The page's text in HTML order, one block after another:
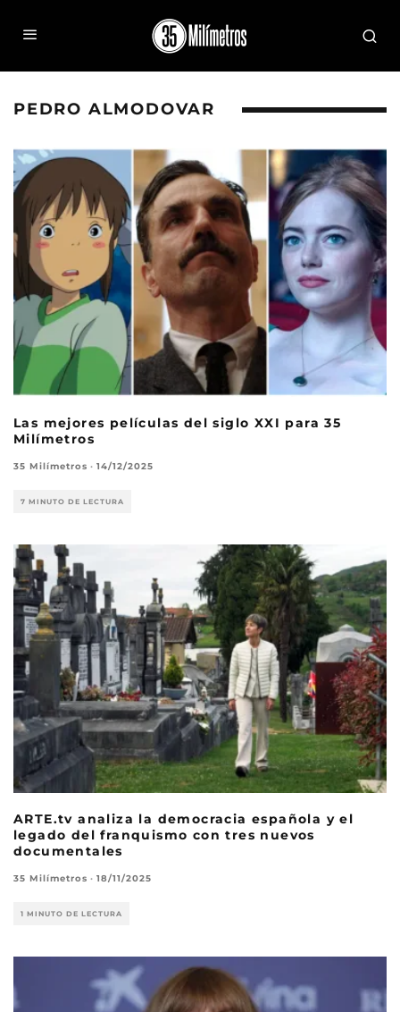
PEDRO ALMODOVAR
Las mejores películas del siglo XXI para 35
Milímetros
35 Milímetros · 14/12/2025
7 MINUTO DE LECTURA
ARTE.tv analiza la democracia española y el
legado del franquismo con tres nuevos
documentales
35 Milímetros · 18/11/2025
1 MINUTO DE LECTURA